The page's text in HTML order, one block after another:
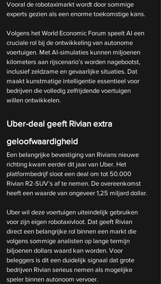
Vooral de robotaximarkt wordt door sommige
experts gezien als een enorme toekomstige kans.
Volgens het World Economic Forum speelt AI een
cruciale rol bij de ontwikkeling van autonome
voertuigen. Met AI-simulaties kunnen miljoenen
kilometers aan rijscenario’s worden nagebootst,
inclusief zeldzame en gevaarlijke situaties. Dat
maakt kunstmatige intelligentie essentieel voor
bedrijven die volledig zelfrijdende voertuigen
willen ontwikkelen.
Uber-deal geeft Rivian extra
geloofwaardigheid
Een belangrijke bevestiging van Rivians nieuwe
richting kwam eerder dit jaar van Uber. Het
platformbedrijf sloot een deal om tot 50.000
Rivian R2-SUV’s af te nemen. De overeenkomst
heeft een waarde van ongeveer 1,25 miljard dollar.
Uber wil deze voertuigen uiteindelijk gebruiken
voor zijn eigen robotaxivloot. Dat geeft Rivian
direct een belangrijke rol binnen een markt die
volgens sommige analisten op lange termijn
biljoenen dollars waard kan worden. Voor
beleggers is dit een duidelijk signaal dat grote
bedrijven Rivian serieus nemen als mogelijke
speler binnen autonoom vervoer.